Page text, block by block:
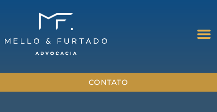
CONTATO